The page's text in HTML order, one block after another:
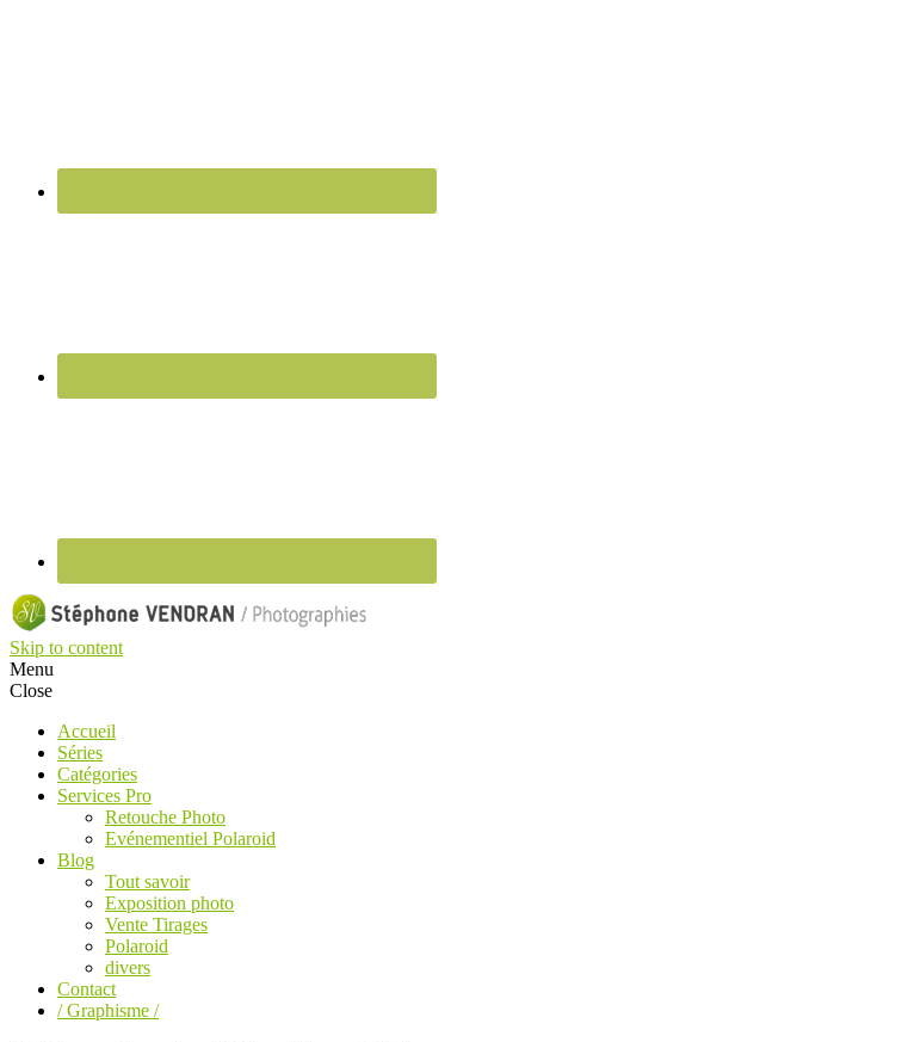
Skip to content
Menu
Close
Accueil
Séries
Catégories
Services Pro
Retouche Photo
Evénementiel Polaroid
Blog
Tout savoir
Exposition photo
Vente Tirages
Polaroid
divers
Contact
/ Graphisme /